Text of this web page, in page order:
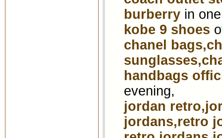
burberry in
kobe 9 shoes
chanel
handbags
evening,
jordan
jordans,retro